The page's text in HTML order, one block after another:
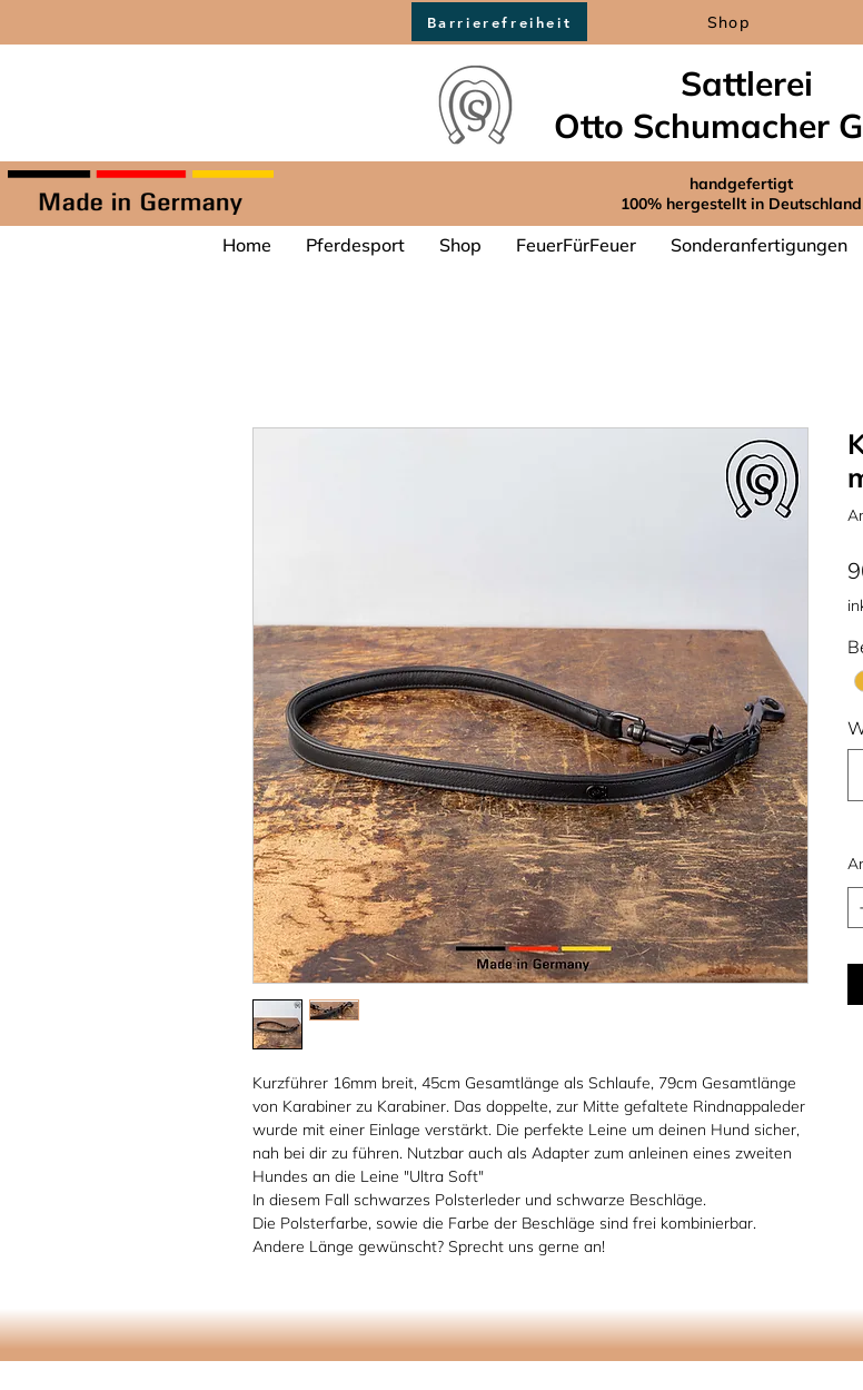
Barrierefreiheit Shop
Sattlerei
Otto Schumacher
handgefertigt
100% hergestellt in Deutschland
Home Pferdesport Shop FeuerFürFeuer Sonderanfertigungen
Kurzführer 16mm breit, 45cm Gesamtlänge als Schlaufe, 79cm Gesamtlänge
von Karabiner zu Karabiner. Das doppelte, zur Mitte gefaltete Rindnappaleder
wurde mit einer Einlage verstärkt. Die perfekte Leine um deinen Hund sicher,
nah bei dir zu führen. Nutzbar auch als Adapter zum anleinen eines zweiten
Hundes an die Leine "Ultra Soft"
In diesem Fall schwarzes Polsterleder und schwarze Beschläge.
Die Polsterfarbe, sowie die Farbe der Beschläge sind frei kombinierbar.
Andere Länge gewünscht? Sprecht uns gerne an!